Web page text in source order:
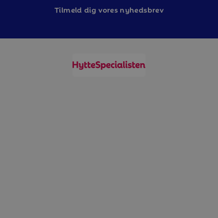
Tilmeld dig vores nyhedsbrev